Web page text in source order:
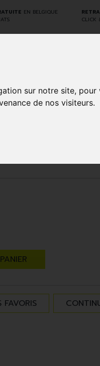
sur notre site, pour
de nos visiteurs.
EN BELGIQUE
CLICK